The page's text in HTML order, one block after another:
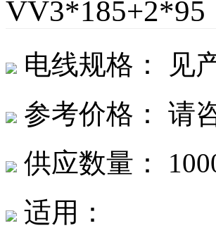
VV3*185+2*95
电线规格： 见
参考价格： 请
供应数量：
适用：